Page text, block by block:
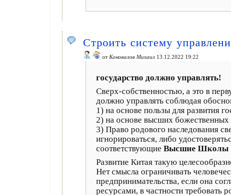
Строить систему
от Коновалов Михаил 13.12.2022 19:22
государство должно управлять!
Сверх-собственностью, а это в
должно управлять соблюдая
1) на основе пользы для развития
2) на основе высших божественных
3) Право родового наследования
игнорироваться, либо
соответствующие Высшие Школы
Развитие Китая такую
Нет смысла ограничивать
предпринимательства, если она
ресурсами, в частности требовать